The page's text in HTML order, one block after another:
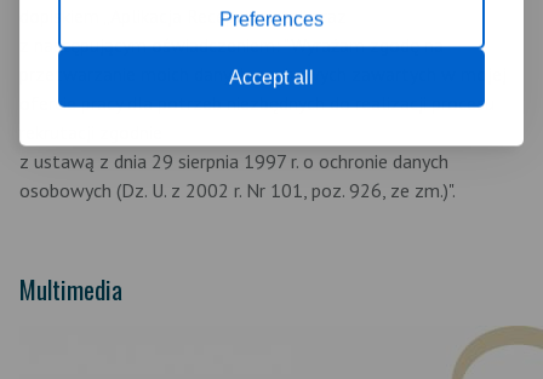
Preferences
Accept all
dopiskiem „Aplikacja Recepcjonista” oraz
z następującym oświadczeniem: "Wyrażam zgodę na
przetwarzanie moich danych osobowych zawartych w mojej
ofercie pracy dla potrzeb niezbędnych do realizacji procesu
z ustawą z dnia 29 sierpnia 1997 r. o ochronie danych
osobowych (Dz. U. z 2002 r. Nr 101, poz. 926, ze zm.)".
Multimedia